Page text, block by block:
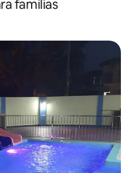
familias